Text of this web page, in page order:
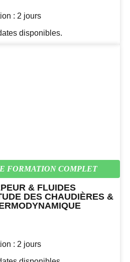
: 2 jours
disponibles.
FORMATION COMPLET
& FLUIDES
DES CHAUDIÈRES &
: 2 jours